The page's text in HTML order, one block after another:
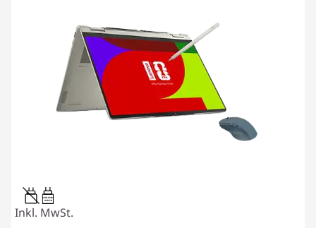
45W-65W
USB PD
Inkl. MwSt.